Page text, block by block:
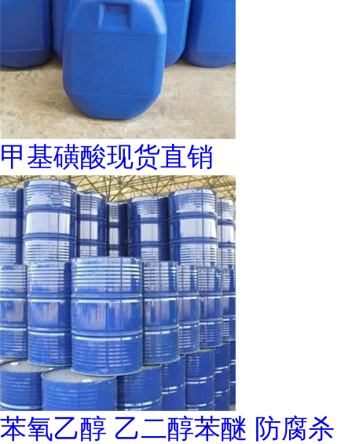
甲基磺酸现货直销
苯氧乙醇 乙二醇苯醚 防腐杀